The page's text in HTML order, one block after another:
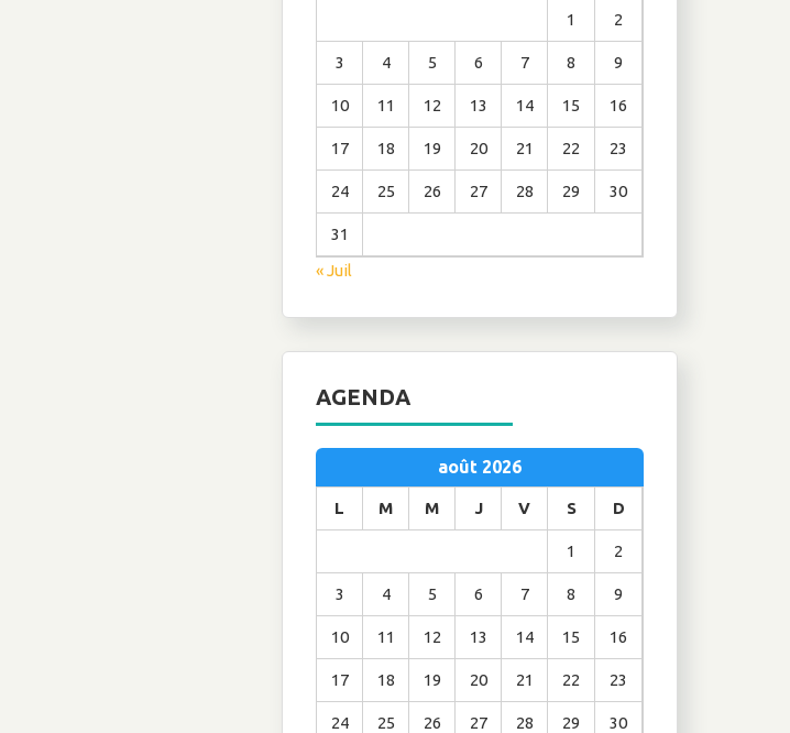
1 2
3 4 5 6 7 8 9
10 11 12 13 14 15 16
17 18 19 20 21 22 23
24 25 26 27 28 29 30
31
« Juil
AGENDA
août 2026
L M M J V S D
1 2
3 4 5 6 7 8 9
10 11 12 13 14 15 16
17 18 19 20 21 22 23
24 25 26 27 28 29 30